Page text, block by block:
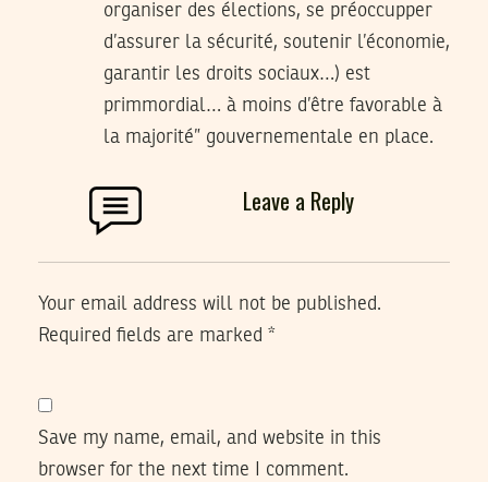
organiser des élections, se préoccupper
d’assurer la sécurité, soutenir l’économie,
garantir les droits sociaux…) est
primmordial… à moins d’être favorable à
la majorité” gouvernementale en place.
Leave a Reply
Your email address will not be published.
Required fields are marked *
Save my name, email, and website in this
browser for the next time I comment.